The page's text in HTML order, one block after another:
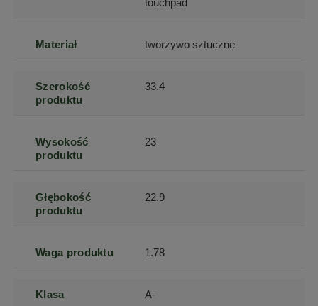
Materiał tworzywo sztuczne
Szerokość
produktu
33.4
Wysokość
produktu
23
Głębokość
produktu
22.9
Waga produktu 1.78
Klasa A-